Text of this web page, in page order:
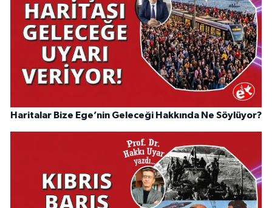
Haritalar Bize Ege’nin Geleceği Hakkında Ne Söylüyor?